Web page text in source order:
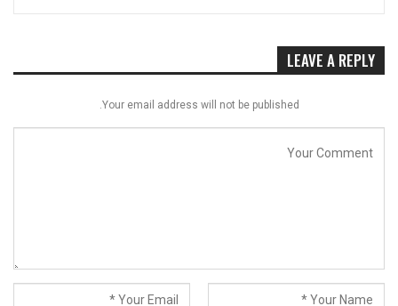
LEAVE A REPLY
Your email address will not be published.